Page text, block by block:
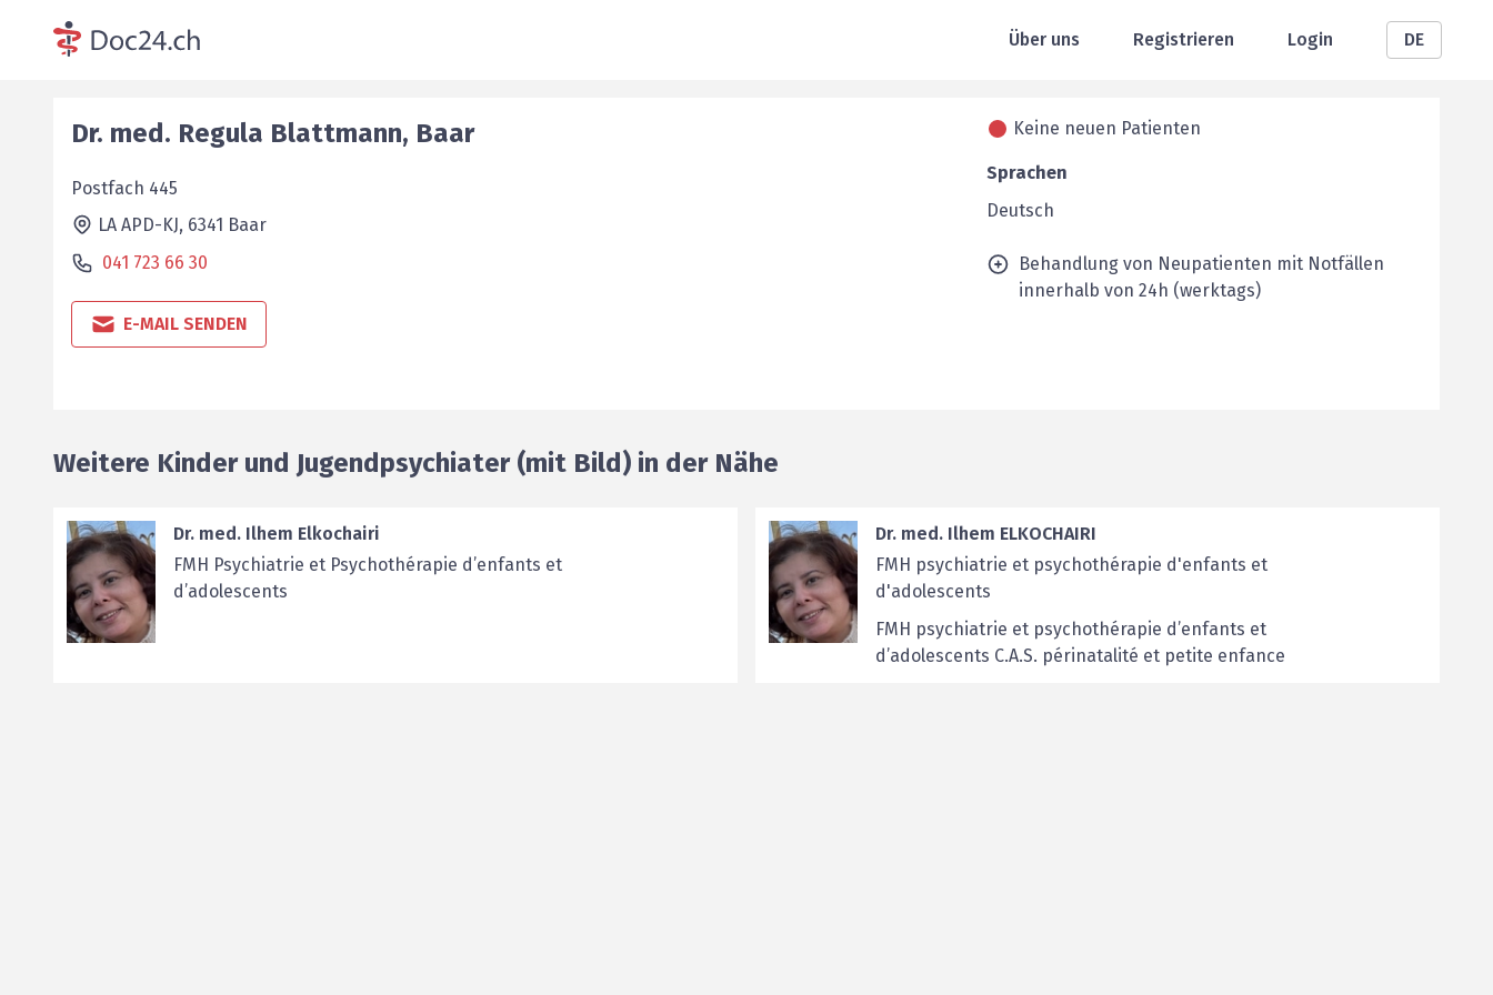
Über uns Registrieren Login DE
Dr. med. Regula Blattmann, Baar
Postfach 445
LA APD-KJ, 6341 Baar
041 723 66 30
E-MAIL SENDEN
Keine neuen Patienten
Sprachen
Deutsch
Behandlung von Neupatienten mit Notfällen
innerhalb von 24h (werktags)
Weitere Kinder und Jugendpsychiater (mit Bild) in der Nähe
Dr. med. Ilhem Elkochairi
FMH Psychiatrie et Psychothérapie d’enfants et
d’adolescents
Dr. med. Ilhem ELKOCHAIRI
FMH psychiatrie et psychothérapie d'enfants et
d'adolescents
FMH psychiatrie et psychothérapie d’enfants et
d’adolescents C.A.S. périnatalité et petite enfance